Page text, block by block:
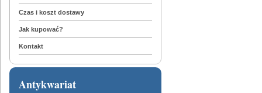
Czas i koszt dostawy
Jak kupować?
Kontakt
Antykwariat